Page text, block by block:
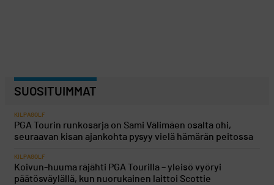
SUOSITUIMMAT
KILPAGOLF
PGA Tourin runkosarja on Sami Välimäen osalta ohi,
seuraavan kisan ajankohta pysyy vielä hämärän peitossa
KILPAGOLF
Koivun-huuma räjähti PGA Tourilla – yleisö vyöryi
päätösväylällä, kun nuorukainen laittoi Scottie